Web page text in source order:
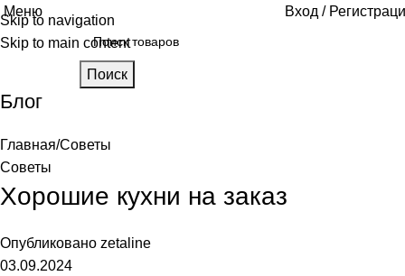
Skip to navigation
Skip to main content
Меню Вход /
Поиск
Блог
Главная Советы
Советы
Хорошие кухни на заказ
Опубликовано zetaline
03.09.2024